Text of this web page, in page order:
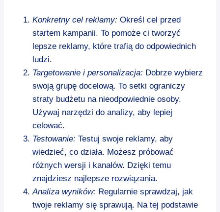
Konkretny cel reklamy: Określ cel przed
startem kampanii. To pomoże ci tworzyć
lepsze reklamy, które trafią do odpowiednich
ludzi.
Targetowanie i personalizacja: Dobrze wybierz
swoją grupę docelową. To setki ograniczy
straty budżetu na nieodpowiednie osoby.
Używaj narzędzi do analizy, aby lepiej
celować.
Testowanie: Testuj swoje reklamy, aby
wiedzieć, co działa. Możesz próbować
różnych wersji i kanałów. Dzięki temu
znajdziesz najlepsze rozwiązania.
Analiza wyników: Regularnie sprawdzaj, jak
twoje reklamy się sprawują. Na tej podstawie